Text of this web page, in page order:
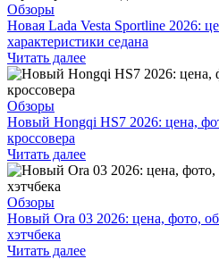
Обзоры
Новая Lada Vesta Sportline 2026:
характеристики седана
Читать далее
Обзоры
Новый Hongqi HS7 2026: цена,
кроссовера
Читать далее
Обзоры
Новый Ora 03 2026: цена, фото,
хэтчбека
Читать далее